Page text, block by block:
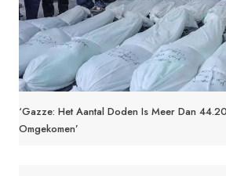
‘Gazze: Het Aantal Doden Is Meer Dan
Omgekomen’